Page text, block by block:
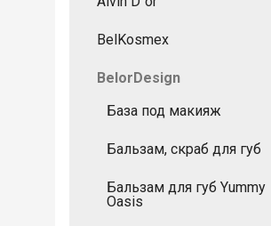
BelKosmex
BelorDesign
База под макияж
Бальзам, скраб для губ
Бальзам для губ Yummy
Oasis